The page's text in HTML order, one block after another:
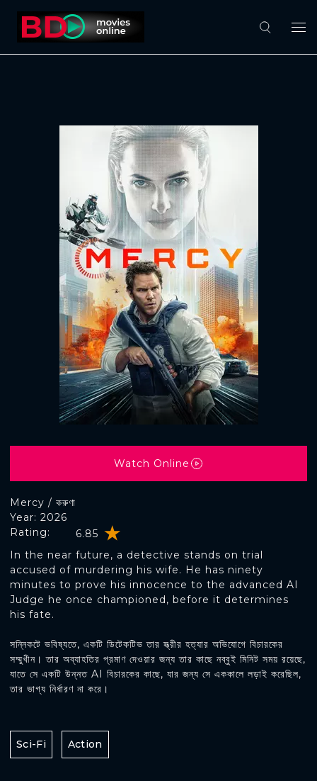
Mercy / করুণা
Rating: 6.85
Year: 2026
In the near future, a detective stands on trial
accused of murdering his wife. He has ninety
minutes to prove his innocence to the advanced AI
Judge he once championed, before it determines
his fate.
সন্নিকটে ভবিষ্যতে, একটি ডিটেকটিভ তার স্ত্রীর হত্যার অভিযোগে বিচারকের
সম্মুখীন। তার অব্যাহতির প্রমাণ দেওয়ার জন্য তার কাছে নব্বুই মিনিট সময় রয়েছে,
যাতে সে একটি উন্নত AI বিচারকের কাছে, যার জন্য সে এককালে লড়াই করেছিল,
তার ভাগ্য নির্ধারণ না করে।
Watch Online
Sci-Fi Action